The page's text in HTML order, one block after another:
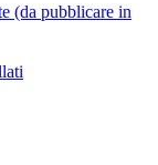
(da pubblicare in